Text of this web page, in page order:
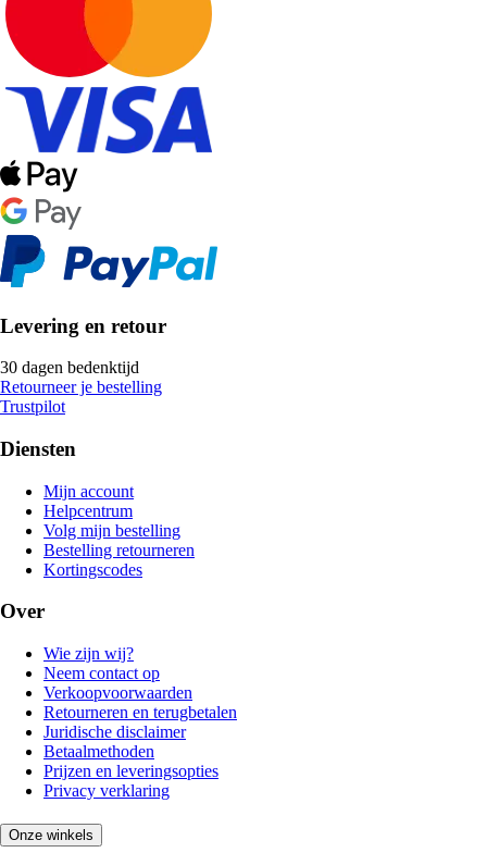
Levering en retour
30 dagen bedenktijd
Retourneer je bestelling
Trustpilot
Diensten
Mijn account
Helpcentrum
Volg mijn bestelling
Bestelling retourneren
Kortingscodes
Over
Wie zijn wij?
Neem contact op
Verkoopvoorwaarden
Retourneren en terugbetalen
Juridische disclaimer
Betaalmethoden
Prijzen en leveringsopties
Privacy verklaring
Onze winkels